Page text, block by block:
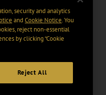
security and analytics
and Cookie Notice. You
reject non-essential
by clicking “Cookie
Reject All